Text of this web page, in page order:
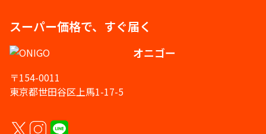
スーパー価格で、すぐ届く
オニゴー
〒154-0011
東京都世田谷区上馬1-17-5